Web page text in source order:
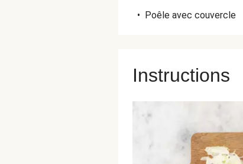
• Poêle avec couvercle
Instructions